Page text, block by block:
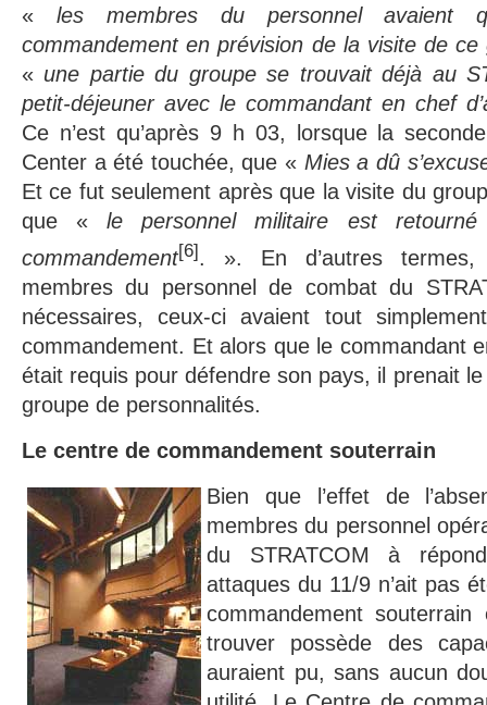
« les membres du personnel avaient
commandement en prévision de la visite de ce
« une partie du groupe se trouvait déjà au
petit-déjeuner avec le commandant en chef
Ce n’est qu’après 9 h 03, lorsque la
Center a été touchée, que « Mies a dû
Et ce fut seulement après que la visite du
que « le personnel militaire est
commandement[6] . ». En d’autres
membres du personnel de combat du
nécessaires, ceux-ci avaient tout
commandement. Et alors que le commandant
était requis pour défendre son pays, il prenait
groupe de personnalités.
Le centre de commandement souterrain
Bien que l’effet de
membres du personnel
du STRATCOM à
attaques du 11/9 n’ait pas
commandement
trouver possède des
auraient pu, sans aucun